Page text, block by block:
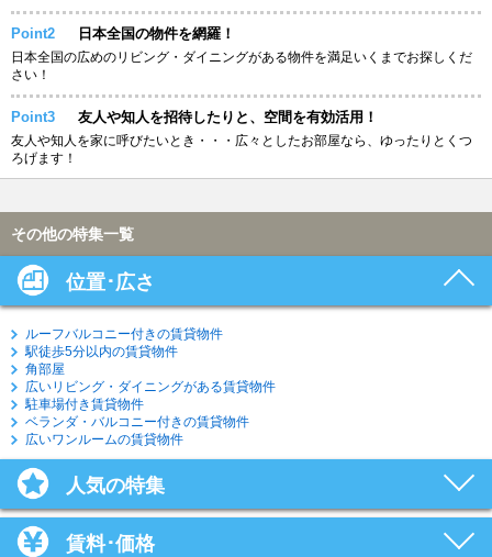
Point2 日本全国の物件を網羅！
日本全国の広めのリビング・ダイニングがある物件を満足いくまでお探しくだ
さい！
Point3 友人や知人を招待したりと、空間を有効活用！
友人や知人を家に呼びたいとき・・・広々としたお部屋なら、ゆったりとくつ
ろげます！
その他の特集一覧
位置･広さ
ルーフバルコニー付きの賃貸物件
駅徒歩5分以内の賃貸物件
角部屋
広いリビング・ダイニングがある賃貸物件
駐車場付き賃貸物件
ベランダ・バルコニー付きの賃貸物件
広いワンルームの賃貸物件
人気の特集
賃料･価格